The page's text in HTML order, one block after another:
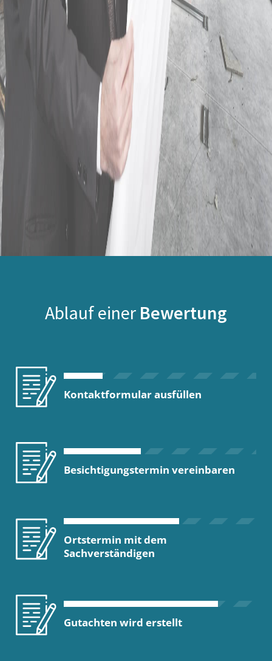
Ablauf einer Bewertung
Kontaktformular ausfüllen
Besichtigungstermin vereinbaren
Ortstermin mit dem
Sachverständigen
Gutachten wird erstellt